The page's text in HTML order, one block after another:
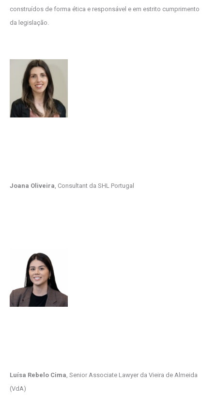
construídos de forma ética e responsável e em estrito cumprimento
da legislação.
Joana Oliveira, Consultant da SHL Portugal
Luísa Rebelo Cima , Senior Associate Lawyer da Vieira de Almeida
(VdA)